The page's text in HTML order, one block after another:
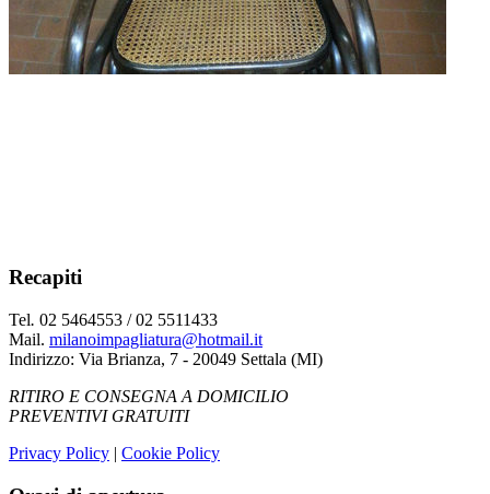
Recapiti
Tel. 02 5464553 / 02 5511433
Mail. milanoimpagliatura@hotmail.it
Indirizzo: Via Brianza, 7 - 20049 Settala (MI)
RITIRO E CONSEGNA A DOMICILIO
PREVENTIVI GRATUITI
Privacy Policy | Cookie Policy